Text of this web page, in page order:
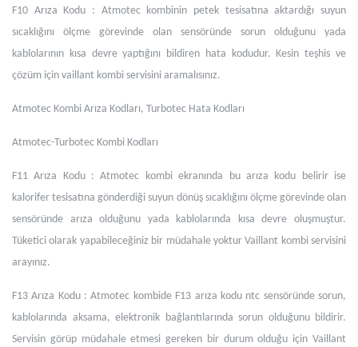
F10 Arıza Kodu : Atmotec kombinin petek tesisatına aktardığı suyun
sıcaklığını ölçme görevinde olan sensöründe sorun olduğunu yada
kablolarının kısa devre yaptığını bildiren hata kodudur. Kesin teşhis ve
çözüm için vaillant kombi servisini aramalısınız.
Atmotec Kombi Arıza Kodları, Turbotec Hata Kodları
Atmotec-Turbotec Kombi Kodları
F11 Arıza Kodu : Atmotec kombi ekranında bu arıza kodu belirir ise
kalorifer tesisatına gönderdiği suyun dönüş sıcaklığını ölçme görevinde olan
sensöründe arıza olduğunu yada kablolarında kısa devre oluşmuştur.
Tüketici olarak yapabileceğiniz bir müdahale yoktur Vaillant kombi servisini
arayınız.
F13 Arıza Kodu : Atmotec kombide F13 arıza kodu ntc sensöründe sorun,
kablolarında aksama, elektronik bağlantılarında sorun olduğunu bildirir.
Servisin görüp müdahale etmesi gereken bir durum olduğu için Vaillant